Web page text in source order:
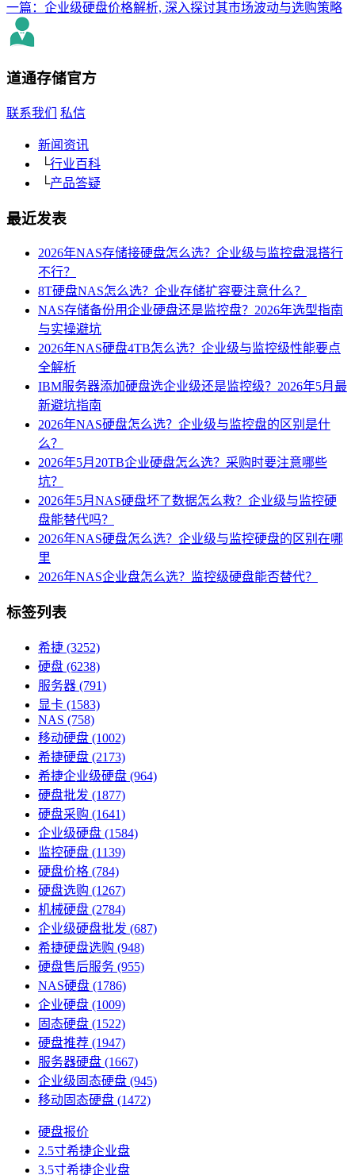
一篇：企业级硬盘价格解析, 深入探讨其市场波动与选购策略
道通存储官方
联系我们 私信
新闻资讯
└行业百科
└产品答疑
最近发表
2026年NAS存储接硬盘怎么选？企业级与监控盘混搭行
不行？
8T硬盘NAS怎么选？企业存储扩容要注意什么？
NAS存储备份用企业硬盘还是监控盘？2026年选型指南
与实操避坑
2026年NAS硬盘4TB怎么选？企业级与监控级性能要点
全解析
IBM服务器添加硬盘选企业级还是监控级？2026年5月最
新避坑指南
2026年NAS硬盘怎么选？企业级与监控盘的区别是什
么？
2026年5月20TB企业硬盘怎么选？采购时要注意哪些
坑？
2026年5月NAS硬盘坏了数据怎么救？企业级与监控硬
盘能替代吗？
2026年NAS硬盘怎么选？企业级与监控硬盘的区别在哪
里
2026年NAS企业盘怎么选？监控级硬盘能否替代？
标签列表
希捷 (3252)
硬盘 (6238)
服务器 (791)
显卡 (1583)
NAS (758)
移动硬盘 (1002)
希捷硬盘 (2173)
希捷企业级硬盘 (964)
硬盘批发 (1877)
硬盘采购 (1641)
企业级硬盘 (1584)
监控硬盘 (1139)
硬盘价格 (784)
硬盘选购 (1267)
机械硬盘 (2784)
企业级硬盘批发 (687)
希捷硬盘选购 (948)
硬盘售后服务 (955)
NAS硬盘 (1786)
企业硬盘 (1009)
固态硬盘 (1522)
硬盘推荐 (1947)
服务器硬盘 (1667)
企业级固态硬盘 (945)
移动固态硬盘 (1472)
硬盘报价
2.5寸希捷企业盘
3.5寸希捷企业盘